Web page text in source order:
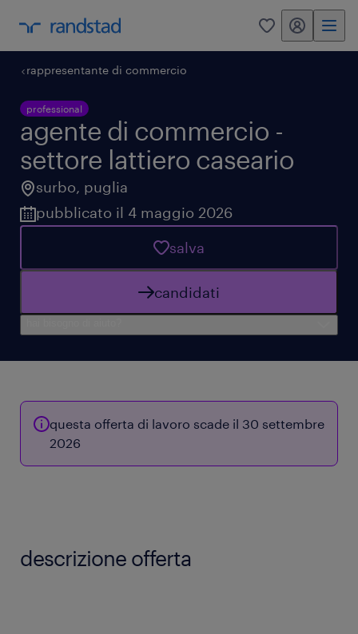
0 my randstad
rappresentante di commercio
professional
agente di commercio -
settore lattiero caseario
surbo, puglia
pubblicato il 4 maggio 2026
salva
candidati
questa offerta di lavoro scade il 30 settembre
2026
descrizione offerta